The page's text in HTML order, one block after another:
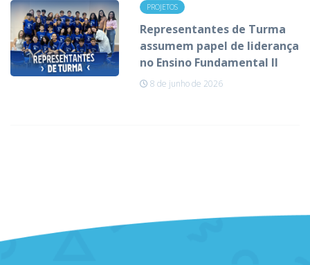
PROJETOS
Representantes de Turma
assumem papel de liderança
no Ensino Fundamental II
8 de junho de 2026